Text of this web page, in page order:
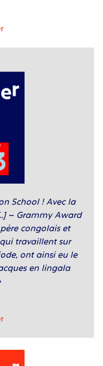
School ! Avec la
– Grammy Award
congolais et
travaillent sur
ont ainsi eu le
en lingala